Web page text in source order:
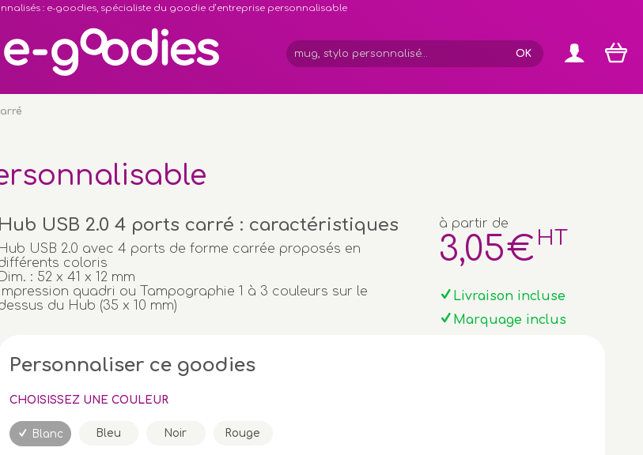
: e-goodies, spécialiste du goodie d’entreprise personnalisable
Hub USB 2.0 4 ports carré : caractéristiques
Hub USB 2.0 avec 4 ports de forme carrée proposés en
coloris
Dim. : 52 x 41 x 12 mm
Impression quadri ou Tampographie 1 à 3 couleurs sur le
du Hub (35 x 10 mm)
à partir de
3,05€ HT
Livraison incluse
Marquage inclus
Personnaliser ce goodies
CHOISISSEZ UNE COULEUR
Blanc Bleu Noir Rouge